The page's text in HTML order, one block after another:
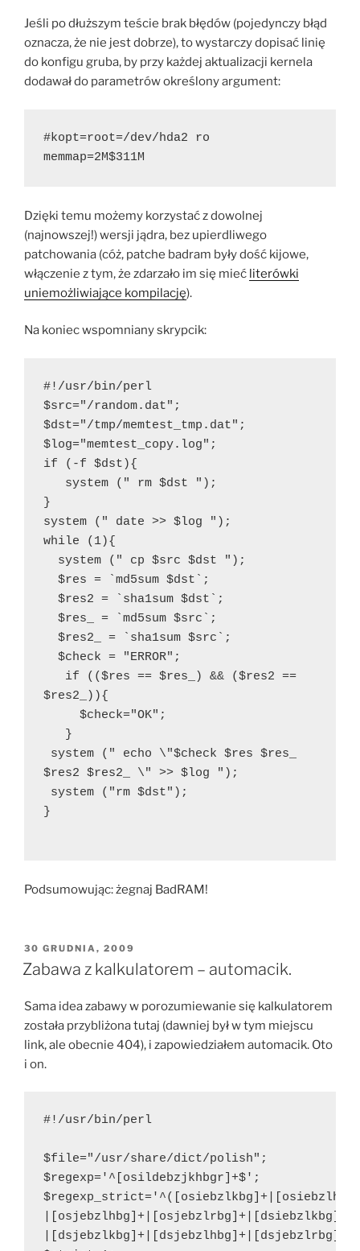
Jeśli po dłuższym teście brak błędów (pojedynczy błąd
oznacza, że nie jest dobrze), to wystarczy dopisać linię
do konfigu gruba, by przy każdej aktualizacji kernela
dodawał do parametrów określony argument:
#kopt=root=/dev/hda2 ro
memmap=2M$311M
Dzięki temu możemy korzystać z dowolnej
(najnowszej!) wersji jądra, bez upierdliwego
patchowania (cóż, patche badram były dość kijowe,
włączenie z tym, że zdarzało im się mieć literówki
uniemożliwiające kompilację).
Na koniec wspomniany skrypcik:
#!/usr/bin/perl
$src="/random.dat";
$dst="/tmp/memtest_tmp.dat";
$log="memtest_copy.log";
if (-f $dst){
system (" rm $dst ");
}
system (" date >> $log ");
while (1){
system (" cp $src $dst ");
$res = `md5sum $dst`;
$res2 = `sha1sum $dst`;
$res_ = `md5sum $src`;
$res2_ = `sha1sum $src`;
$check = "ERROR";
if (($res == $res_) && ($res2 ==
$res2_)){
$check="OK";
}
$res2 $res2_ \" >> $log ");
system ("rm $dst");
}
Podsumowując: żegnaj BadRAM!
OPUBLIKOWANE
W
30 GRUDNIA, 2009
Zabawa z kalkulatorem – automacik.
Sama idea zabawy w porozumiewanie się kalkulatorem
została przybliżona tutaj (dawniej był w tym miejscu
link, ale obecnie 404), i zapowiedziałem automacik. Oto
i on.
#!/usr/bin/perl
$file="/usr/share/dict/polish";
$regexp='^[osildebzjkhbgr]+$';